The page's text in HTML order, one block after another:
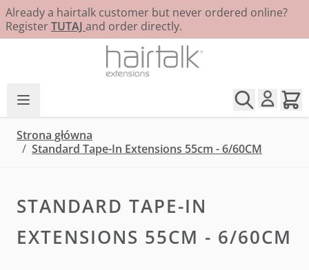
Already a hairtalk customer but never ordered online?
RegisterTUTAJ and order directly.
Strona główna
/ Standard Tape-In Extensions 55cm - 6/60CM
STANDARD TAPE-IN
EXTENSIONS 55CM - 6/60CM